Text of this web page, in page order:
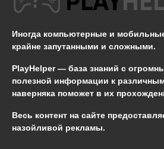
Иногда компьютерные и
крайне запутанными и сложными.
PlayHelper — база знаний с
полезной информации к
наверняка поможет в их
Весь контент на сайте
назойливой рекламы.